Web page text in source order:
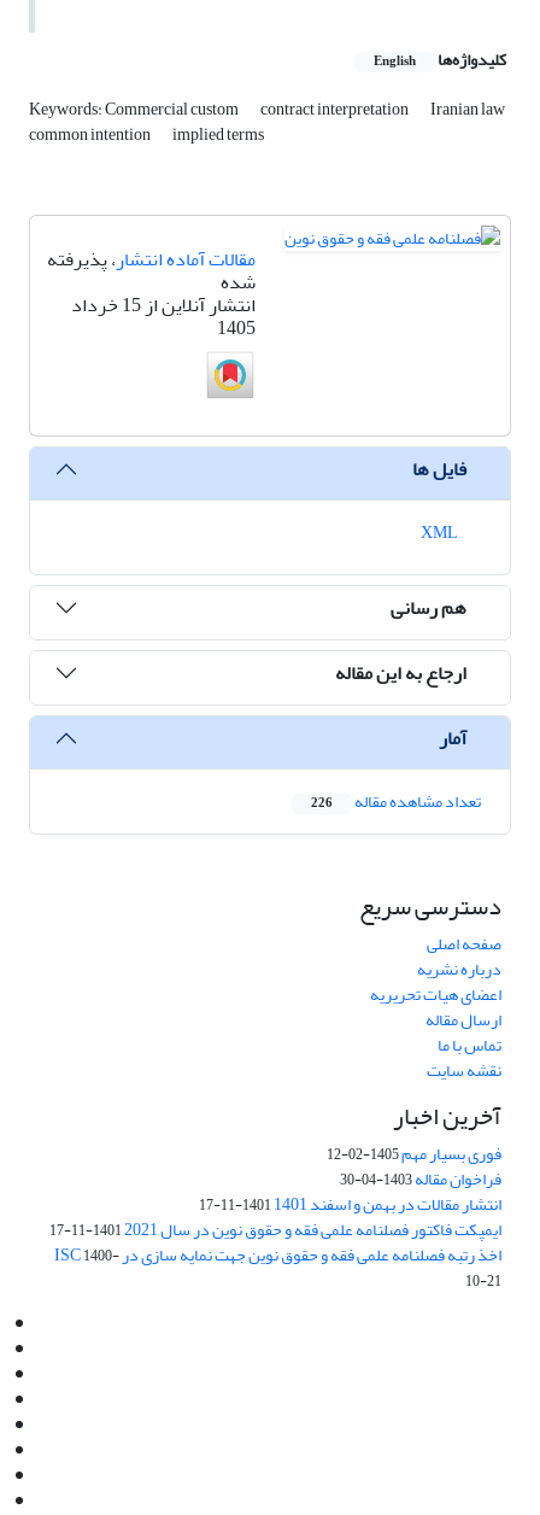
کلیدواژه‌ها English
Keywords: Commercial custom contract interpretation Iranian law
common intention implied terms
مقالات آماده انتشار، پذیرفته
شده
انتشار آنلاین از 15 خرداد
1405
فایل ها
هم رسانی
ارجاع به این مقاله
آمار
تعداد مشاهده مقاله 226
دسترسی سریع
صفحه اصلی
درباره نشریه
اعضای هیات تحریریه
ارسال مقاله
تماس با ما
نقشه سایت
آخرین اخبار
فوری بسیار مهم1405-02-12
فراخوان مقاله1403-04-30
انتشار مقالات در بهمن و اسفند 1401 1401-11-17
ایمپکت فاکتور فصلنامه علمی فقه و حقوق نوین در سال 2021 1401-11-17
اخذ رتبه فصلنامه علمی فقه و حقوق نوین جهت نمایه سازی در ISC1400-
10-21